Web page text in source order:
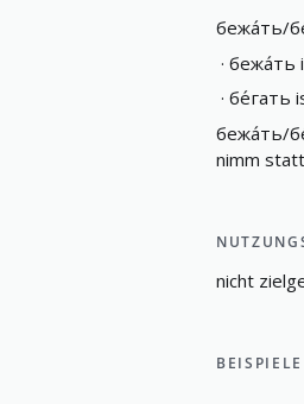
бежа́ть/
· бежа́ть
· бе́гать
бежа́ть/
nimm
nicht zielg
BEISPIELE